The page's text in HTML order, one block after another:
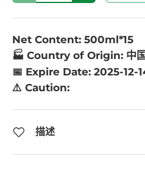
Net Content: 500ml*15
🏭 Country of Origin: 中国
📅 Expire Date: 2025-12-
⚠️ Caution:
描述